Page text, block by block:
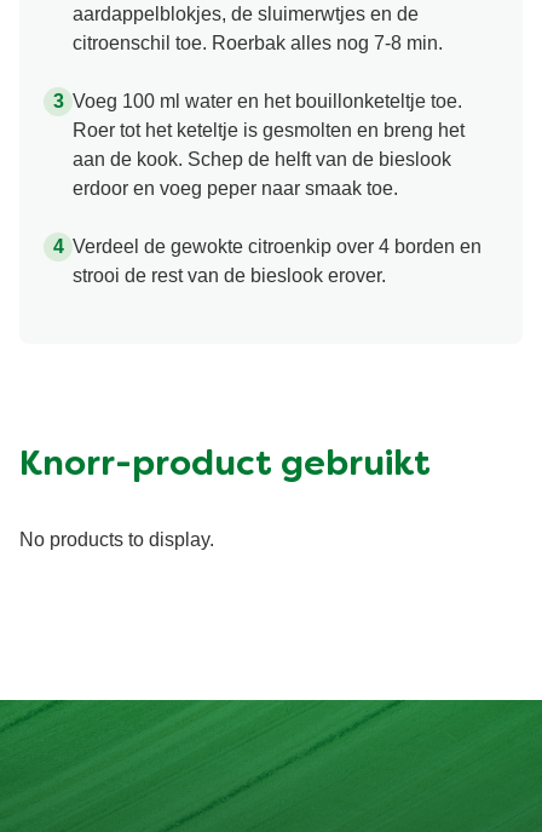
aardappelblokjes, de sluimerwtjes en de
citroenschil toe. Roerbak alles nog 7-8 min.
Voeg 100 ml water en het bouillonketeltje toe.
Roer tot het keteltje is gesmolten en breng het
aan de kook. Schep de helft van de bieslook
erdoor en voeg peper naar smaak toe.
Verdeel de gewokte citroenkip over 4 borden en
strooi de rest van de bieslook erover.
Knorr-product gebruikt
No products to display.